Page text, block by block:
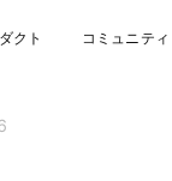
クト コミュニティ